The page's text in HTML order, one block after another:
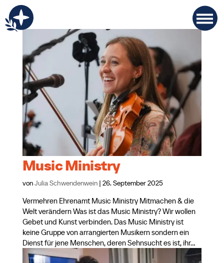
Music Ministry
vonJulia Schwendenwein| 26. September 2025
Vermehren Ehrenamt Music Ministry Mitmachen & die
Welt verändern Was ist das Music Ministry? Wir wollen
Gebet und Kunst verbinden. Das Music Ministry ist
keine Gruppe von arrangierten Musikern sondern ein
Dienst für jene Menschen, deren Sehnsucht es ist, ihr...